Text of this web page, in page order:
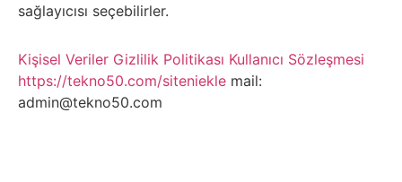
Bitkiler
Çizgi
Film
sağlayıcısı seçebilirler.
Kişisel Veriler Gizlilik Politikası Kullanıcı Sözleşmesi
https://tekno50.com/siteniekle mail:
admin@tekno50.com